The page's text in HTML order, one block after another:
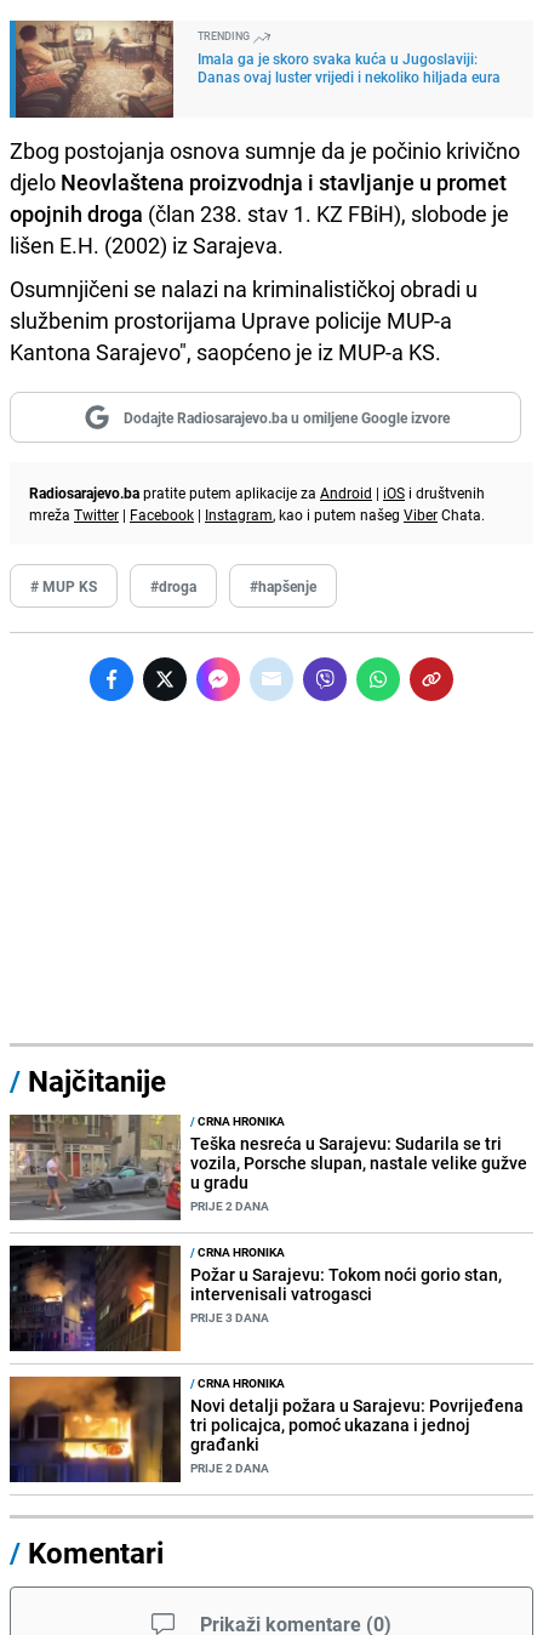
TRENDING
Imala ga je skoro svaka kuća u Jugoslaviji:
Danas ovaj luster vrijedi i nekoliko hiljada eura
Zbog postojanja osnova sumnje da je počinio krivično
djelo Neovlaštena proizvodnja i stavljanje u promet
opojnih droga (član 238. stav 1. KZ FBiH), slobode je
lišen E.H. (2002) iz Sarajeva.
Osumnjičeni se nalazi na kriminalističkoj obradi u
službenim prostorijama Uprave policije MUP-a
Kantona Sarajevo", saopćeno je iz MUP-a KS.
Dodajte Radiosarajevo.ba u omiljene Google izvore
Radiosarajevo.bapratite putem aplikacije za Android | iOS i društvenih
mreža Twitter | Facebook | Instagram, kao i putem našeg ViberChata.
# MUP KS #droga #hapšenje
/ Najčitanije
/CRNA HRONIKA
Teška nesreća u Sarajevu: Sudarila se tri
vozila, Porsche slupan, nastale velike gužve
u gradu
PRIJE 2 DANA
/CRNA HRONIKA
Požar u Sarajevu: Tokom noći gorio stan,
intervenisali vatrogasci
PRIJE 3 DANA
/CRNA HRONIKA
Novi detalji požara u Sarajevu: Povrijeđena
tri policajca, pomoć ukazana i jednoj
građanki
PRIJE 2 DANA
/ Komentari
Prikaži komentare (0)